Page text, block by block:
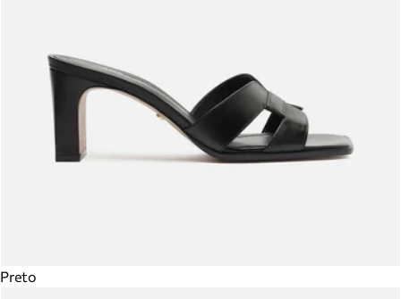
Preto